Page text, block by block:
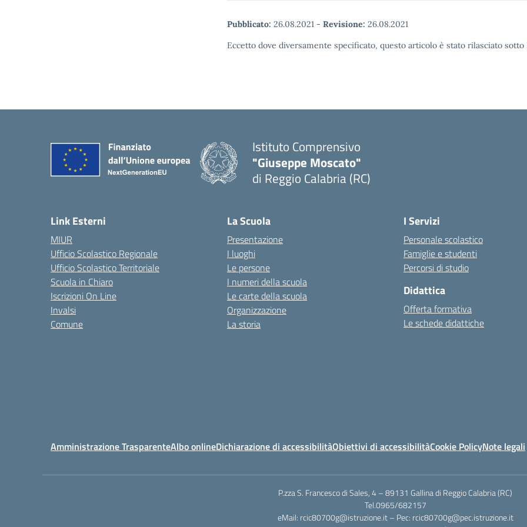
Pubblicato: 26.08.2021 - Revisione: 26.08.2021
Eccetto dove diversamente specificato, questo articolo è stato rilasciato
Istituto Comprensivo
"Giuseppe Moscato"
di Reggio Calabria (RC)
Link Esterni
MIUR
Ufficio Scolastico Regionale
Ufficio Scolastico Territoriale
Scuola in Chiaro
Iscrizioni On Line
Invalsi
Comune
La Scuola
Presentazione
I luoghi
Le persone
I numeri della scuola
Le carte della scuola
Organizzazione
La storia
I Servizi
Personale scolastico
Famiglie e studenti
Percorsi di studio
Didattica
Offerta formativa
Le schede didattiche
Amministrazione TrasparenteAlbo onlineDichiarazione di accessibilitàObiettivi di accessibilitàCookie PolicyNote legali
P.zza S. Francesco di Sales, 4 – 89131 Gallina di Reggio Calabria (RC)
Tel.0965/682157
eMail: rcic80700g@istruzione.it – Pec: rcic80700g@pec.istruzione.it